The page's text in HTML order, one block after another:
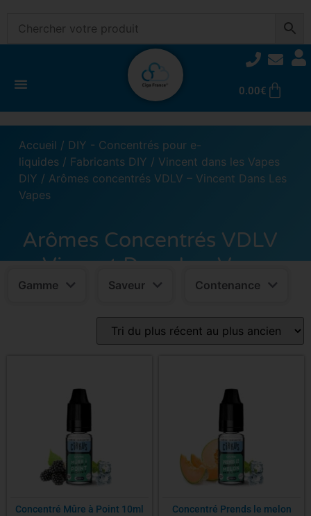
0.00€
Accueil / DIY - Concentrés pour e-
liquides / Fabricants DIY / Vincent dans les Vapes
DIY / Arômes concentrés VDLV – Vincent Dans Les
Vapes
Arômes Concentrés VDLV
– Vincent Dans Les Vapes
Gamme Saveur Contenance
Concentré Mûre à Point 10ml
Concentré Prends le melon